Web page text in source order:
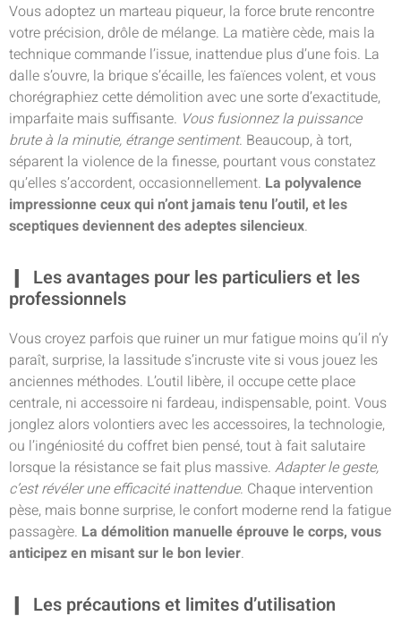
Vous adoptez un marteau piqueur, la force brute rencontre
votre précision, drôle de mélange. La matière cède, mais la
technique commande l’issue, inattendue plus d’une fois. La
dalle s’ouvre, la brique s’écaille, les faïences volent, et vous
chorégraphiez cette démolition avec une sorte d’exactitude,
imparfaite mais suffisante. Vous fusionnez la puissance
brute à la minutie, étrange sentiment. Beaucoup, à tort,
séparent la violence de la finesse, pourtant vous constatez
qu’elles s’accordent, occasionnellement. La polyvalence
impressionne ceux qui n’ont jamais tenu l’outil, et les
sceptiques deviennent des adeptes silencieux.
Les avantages pour les particuliers et les
professionnels
Vous croyez parfois que ruiner un mur fatigue moins qu’il n’y
paraît, surprise, la lassitude s’incruste vite si vous jouez les
anciennes méthodes. L’outil libère, il occupe cette place
centrale, ni accessoire ni fardeau, indispensable, point. Vous
jonglez alors volontiers avec les accessoires, la technologie,
ou l’ingéniosité du coffret bien pensé, tout à fait salutaire
lorsque la résistance se fait plus massive. Adapter le geste,
c’est révéler une efficacité inattendue. Chaque intervention
pèse, mais bonne surprise, le confort moderne rend la fatigue
passagère. La démolition manuelle éprouve le corps, vous
anticipez en misant sur le bon levier.
Les précautions et limites d’utilisation